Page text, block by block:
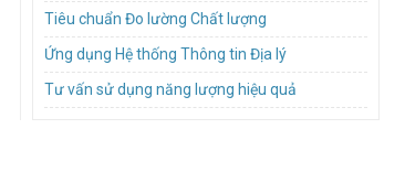
Tiêu chuẩn Đo lường Chất lượng
Ứng dụng Hệ thống Thông tin Địa lý
Tư vấn sử dụng năng lượng hiệu quả